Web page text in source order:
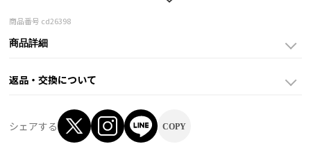
商品番号 cd26398
商品詳細
返品・交換について
シェアする